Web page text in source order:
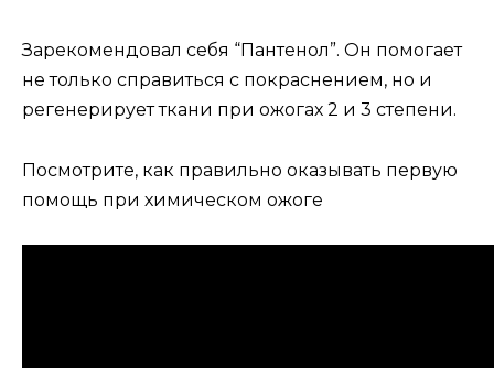
Зарекомендовал себя “Пантенол”. Он помогает
не только справиться с покраснением, но и
регенерирует ткани при ожогах 2 и 3 степени.
Посмотрите, как правильно оказывать первую
помощь при химическом ожоге